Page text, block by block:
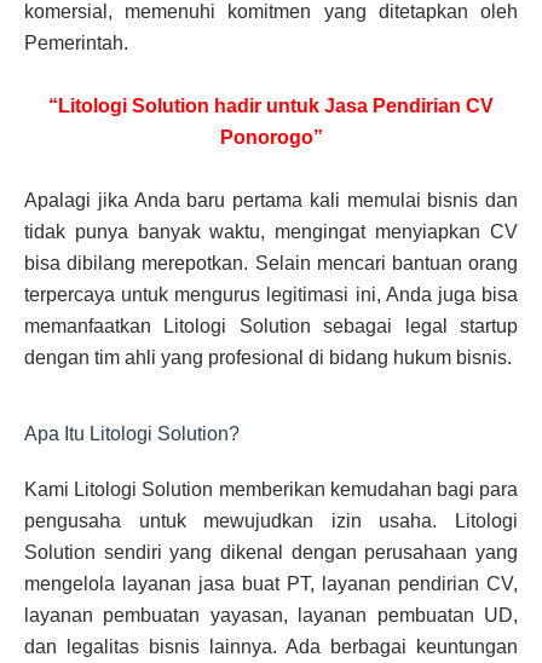
komersial, memenuhi komitmen yang ditetapkan oleh
Pemerintah.
“Litologi Solution hadir untuk Jasa Pendirian CV
Ponorogo”
Apalagi jika Anda baru pertama kali memulai bisnis dan
tidak punya banyak waktu, mengingat menyiapkan CV
bisa dibilang merepotkan. Selain mencari bantuan orang
terpercaya untuk mengurus legitimasi ini, Anda juga bisa
memanfaatkan Litologi Solution sebagai legal startup
dengan tim ahli yang profesional di bidang hukum bisnis.
Apa Itu Litologi Solution?
Kami Litologi Solution memberikan kemudahan bagi para
pengusaha untuk mewujudkan izin usaha. Litologi
Solution sendiri yang dikenal dengan perusahaan yang
mengelola layanan jasa buat PT, layanan pendirian CV,
layanan pembuatan yayasan, layanan pembuatan UD,
dan legalitas bisnis lainnya. Ada berbagai keuntungan